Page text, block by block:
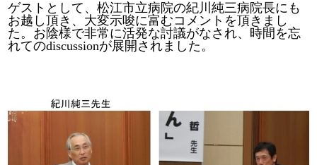
ゲストとして、松江市立病院の紀川純三病院長にも
お越し頂き、大変示唆に富むコメントを頂きまし
た。お陰様で非常に活発な討議がなされ、時間を忘
れてのdiscussionが展開されました。